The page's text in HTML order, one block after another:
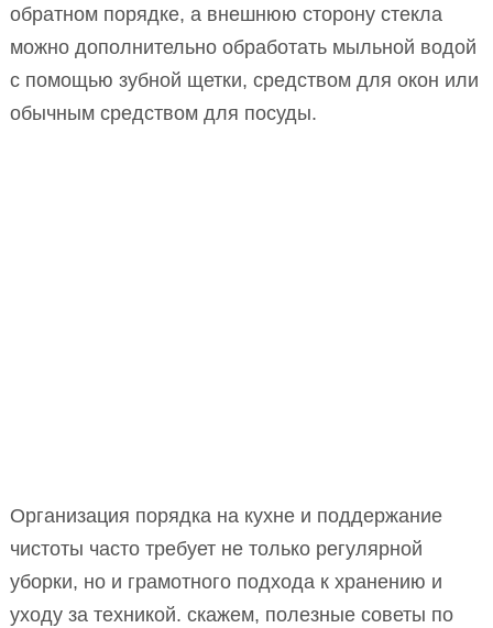
обратном порядке, а внешнюю сторону стекла
можно дополнительно обработать мыльной водой
с помощью зубной щетки, средством для окон или
обычным средством для посуды.
Организация порядка на кухне и поддержание
чистоты часто требует не только регулярной
уборки, но и грамотного подхода к хранению и
уходу за техникой. скажем, полезные советы по